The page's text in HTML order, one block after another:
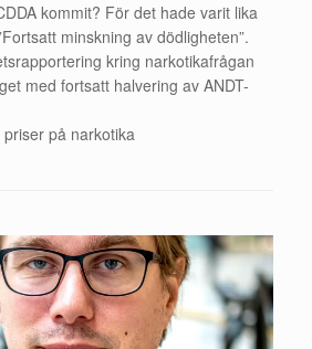
kommit? För det hade varit lika
minskning av dödligheten”.
kring narkotikafrågan
med fortsatt halvering av ANDT-
på narkotika